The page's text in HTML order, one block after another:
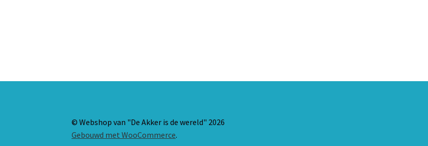
© Webshop van "De Akker is de wereld" 2026
Gebouwd met WooCommerce.